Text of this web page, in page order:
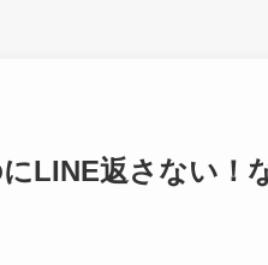
LINE返さない！